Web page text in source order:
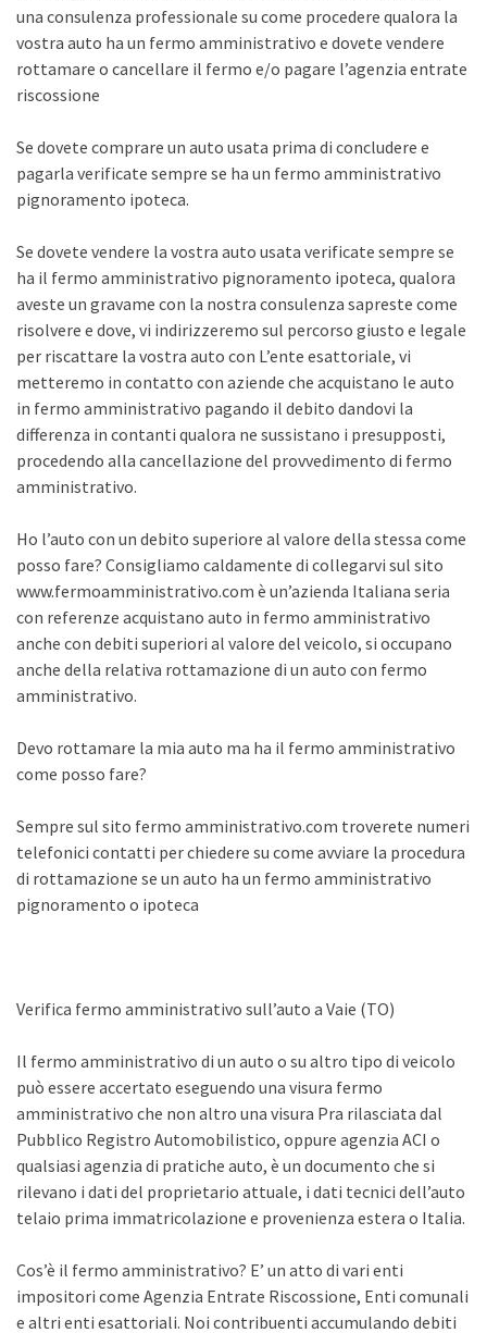
una consulenza professionale su come procedere qualora la
vostra auto ha un fermo amministrativo e dovete vendere
rottamare o cancellare il fermo e/o pagare l’agenzia entrate
riscossione
Se dovete comprare un auto usata prima di concludere e
pagarla verificate sempre se ha un fermo amministrativo
pignoramento ipoteca.
Se dovete vendere la vostra auto usata verificate sempre se
ha il fermo amministrativo pignoramento ipoteca, qualora
aveste un gravame con la nostra consulenza sapreste come
risolvere e dove, vi indirizzeremo sul percorso giusto e legale
per riscattare la vostra auto con L’ente esattoriale, vi
metteremo in contatto con aziende che acquistano le auto
in fermo amministrativo pagando il debito dandovi la
differenza in contanti qualora ne sussistano i presupposti,
procedendo alla cancellazione del provvedimento di fermo
amministrativo.
Ho l’auto con un debito superiore al valore della stessa come
posso fare? Consigliamo caldamente di collegarvi sul sito
www.fermoamministrativo.com è un’azienda Italiana seria
con referenze acquistano auto in fermo amministrativo
anche con debiti superiori al valore del veicolo, si occupano
anche della relativa rottamazione di un auto con fermo
amministrativo.
Devo rottamare la mia auto ma ha il fermo amministrativo
come posso fare?
Sempre sul sito fermo amministrativo.com troverete numeri
telefonici contatti per chiedere su come avviare la procedura
di rottamazione se un auto ha un fermo amministrativo
pignoramento o ipoteca
Verifica fermo amministrativo sull’auto a Vaie (TO)
Il fermo amministrativo di un auto o su altro tipo di veicolo
può essere accertato eseguendo una visura fermo
amministrativo che non altro una visura Pra rilasciata dal
Pubblico Registro Automobilistico, oppure agenzia ACI o
qualsiasi agenzia di pratiche auto, è un documento che si
rilevano i dati del proprietario attuale, i dati tecnici dell’auto
telaio prima immatricolazione e provenienza estera o Italia.
Cos’è il fermo amministrativo? E’ un atto di vari enti
impositori come Agenzia Entrate Riscossione, Enti comunali
e altri enti esattoriali. Noi contribuenti accumulando debiti